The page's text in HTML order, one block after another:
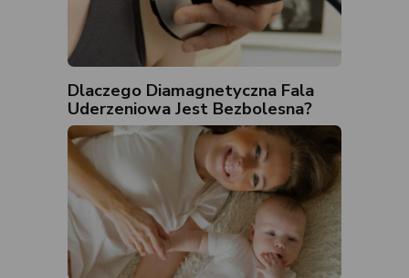
Dlaczego Diamagnetyczna Fala
Uderzeniowa Jest Bezbolesna?